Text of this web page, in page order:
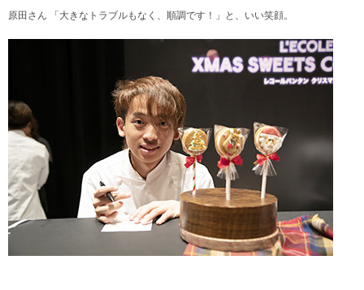
原田さん 「大きなトラブルもなく、順調です！」と、いい笑顔。